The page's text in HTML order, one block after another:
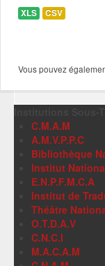
XLS CSV
Vous pouvez
C.M.A.M
A.M.V.P.P.C
Bibliothèque
Institut
E.N.P.F.M.C.A
Institut de
Théâtre
O.T.D.A.V
C.N.C.I
M.A.C.A.M